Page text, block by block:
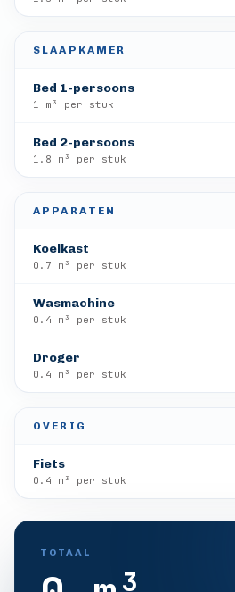
SLAAPKAMER
Bed 1-persoons
1 m³ per stuk
Bed 2-persoons
1.8 m³ per stuk
APPARATEN
Koelkast
0.7 m³ per stuk
Wasmachine
0.4 m³ per stuk
Droger
0.4 m³ per stuk
OVERIG
Fiets
0.4 m³ per stuk
TOTAAL